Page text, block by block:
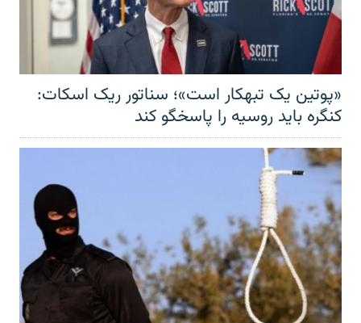
«پوتین یک تبهکار است»؛ سناتور ریک اسکات:
کنگره باید روسیه را پاسخگو کند